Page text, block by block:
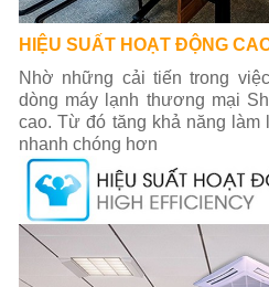
HIỆU SUẤT HOẠT ĐỘNG
Nhờ những cải tiến trong
dòng máy lạnh thương mại
cao. Từ đó tăng khả năng
nhanh chóng hơn